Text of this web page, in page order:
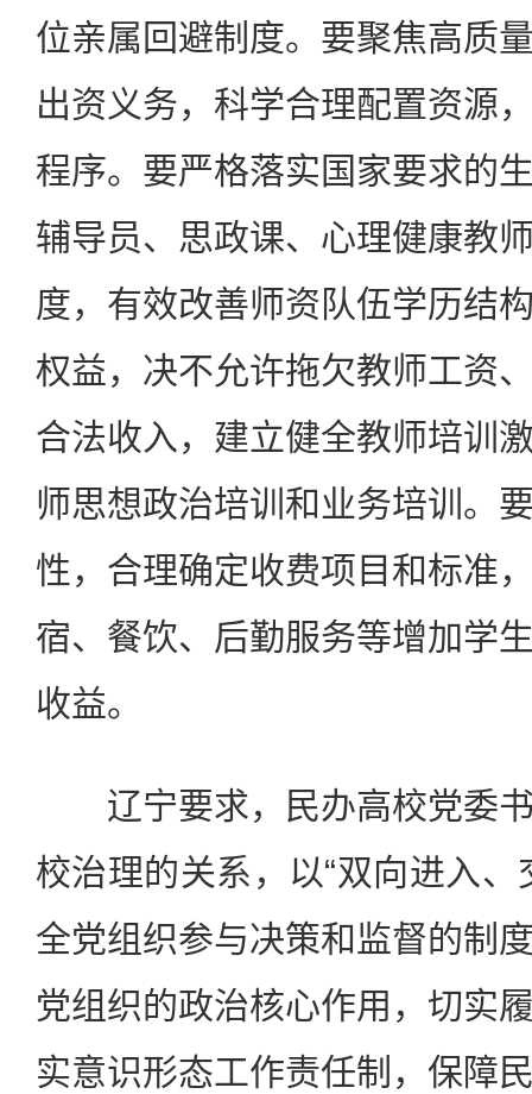
位亲属回避制度。要聚焦高质
出资义务，科学合理配置资源
程序。要严格落实国家要求的
辅导员、思政课、心理健康教
度，有效改善师资队伍学历结
权益，决不允许拖欠教师工资
合法收入，建立健全教师培训
师思想政治培训和业务培训。
性，合理确定收费项目和标准
宿、餐饮、后勤服务等增加学
收益。
辽宁要求，民办高校党委书
校治理的关系，以“双向进入、
全党组织参与决策和监督的制
党组织的政治核心作用，切实
实意识形态工作责任制，保障